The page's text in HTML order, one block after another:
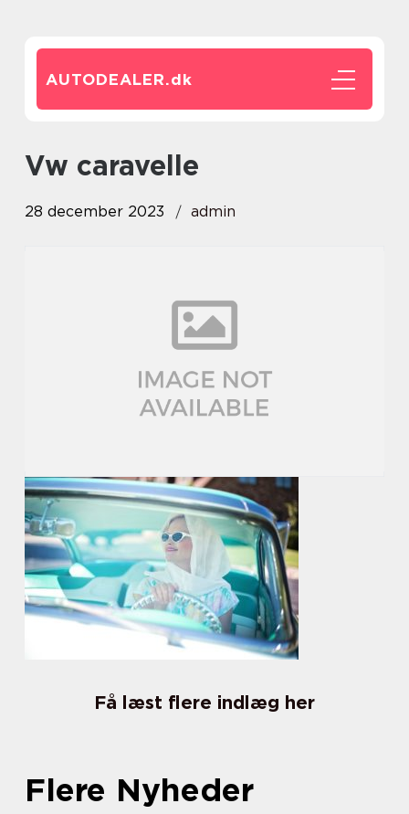
AUTODEALER.dk
vw caravelle
28 december 2023 admin
Få læst flere indlæg her
Flere Nyheder